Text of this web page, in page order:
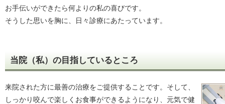
お手伝いができたら何よりの私の喜びです。
そうした思いを胸に、日々診療にあたっています。
当院（私）の目指しているところ
来院された方に最善の治療をご提供することです。そして、
しっかり咬んで楽しくお食事ができるようになり、元気で健